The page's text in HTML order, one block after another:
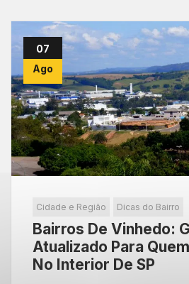
07
Ago
Cidade e Região Dicas do Bairro
Bairros De Vinhedo:
Atualizado Para
No Interior De SP